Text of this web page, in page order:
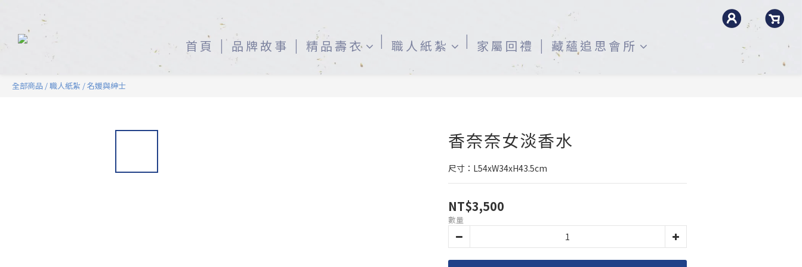
首頁 品牌故事 精品壽衣 職人紙紮 家屬回禮 藏蘊追思會所
全部商品 /職人紙紮 /名媛與紳士
香奈奈女淡香水
尺寸：L54xW34xH43.5cm
NT$3,500
數量